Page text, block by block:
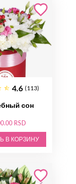
4.6 (113)
сон
RSD
В КОРЗИНУ